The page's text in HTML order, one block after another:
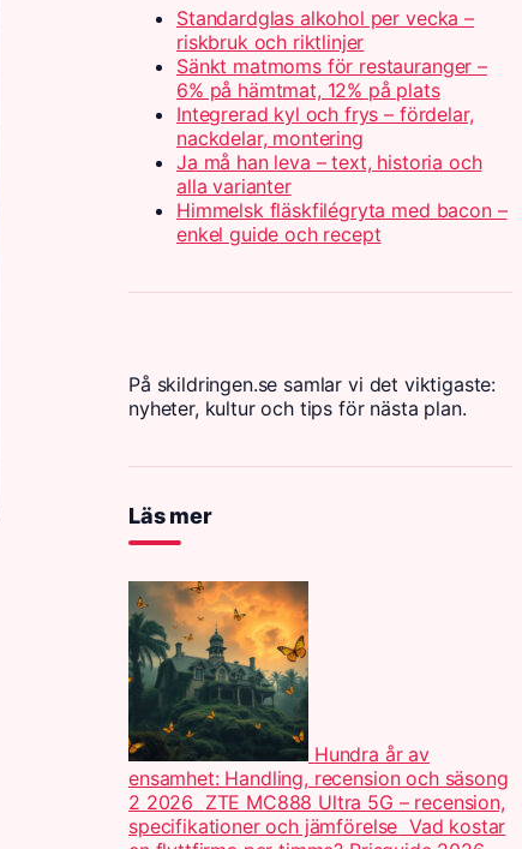
Standardglas alkohol per vecka –
riskbruk och riktlinjer
Sänkt matmoms för restauranger –
6% på hämtmat, 12% på plats
Integrerad kyl och frys – fördelar,
nackdelar, montering
Ja må han leva – text, historia och
alla varianter
Himmelsk fläskfilégryta med bacon –
enkel guide och recept
På skildringen.se samlar vi det viktigaste:
nyheter, kultur och tips för nästa plan.
Läs mer
Hundra år av
ensamhet: Handling, recension och säsong
2 2026 ZTE MC888 Ultra 5G – recension,
specifikationer och jämförelse Vad kostar